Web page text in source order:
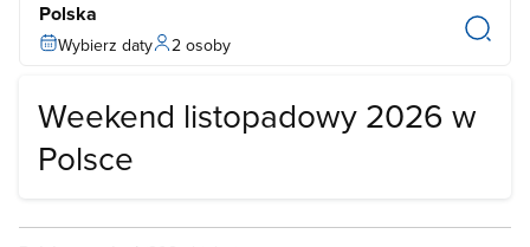
Polska
Wybierz daty 2 osoby
Weekend listopadowy 2026 w
Polsce